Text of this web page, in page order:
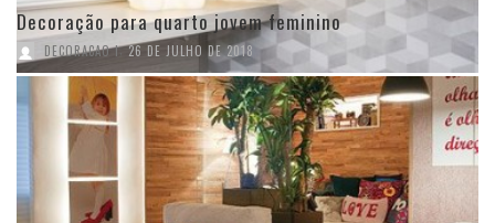
Decoração para quarto jovem feminino
DECORACAO I, 26 DE JULHO DE 2018